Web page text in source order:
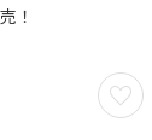
！
お気